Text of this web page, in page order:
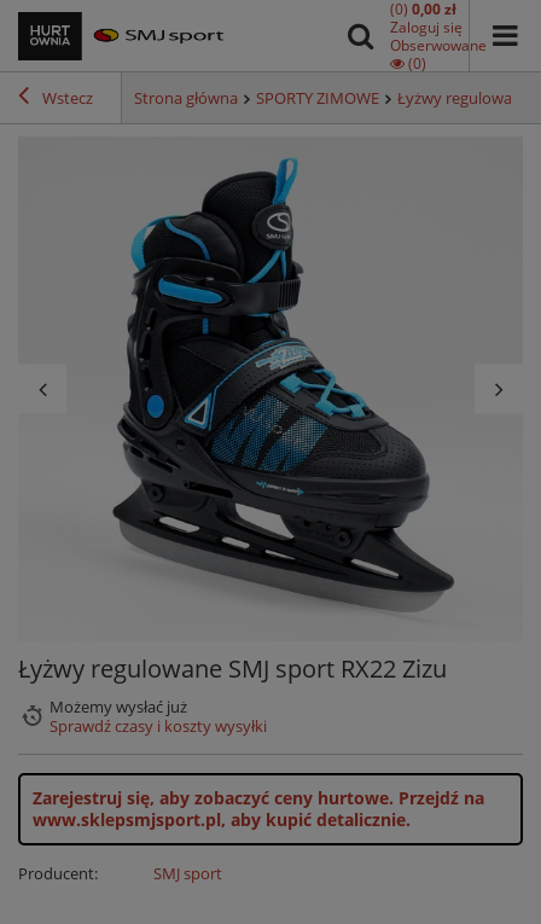
(0) 0,00 zł
Zaloguj się
Obserwowane
(0)
Wstecz Strona główna SPORTY ZIMOWE Łyżwy regulowane
Łyżwy regulowane SMJ sport RX22 Zizu
Możemy wysłać już
Sprawdź czasy i koszty wysyłki
Zarejestruj się, aby zobaczyć ceny hurtowe. Przejdź na
www.sklepsmjsport.pl, aby kupić detalicznie.
Producent: SMJ sport